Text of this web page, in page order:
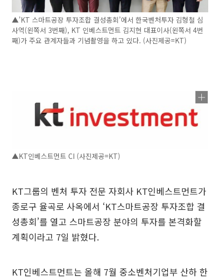
▲’KT 스마트공장 투자조합 결성총회’에서 한국벤처투자 김형철 심
사역(왼쪽서 3번째), KT 인베스트먼트 김지현 대표이사(왼쪽서 4번
째)가 주요 관계자들과 기념촬영을 하고 있다. (사진제공=KT)
▲KT인베스트먼트 CI (사진제공=KT)
KT그룹의 벤처 투자 전문 자회사 KT인베스트먼트가
종로구 율곡로 사옥에서 ‘KT스마트공장 투자조합 결
성총회’를 열고 스마트공장 분야의 투자를 본격화할
계획이라고 7일 밝혔다.
KT인베스트먼트는 올해 7월 중소벤처기업부 산하 한